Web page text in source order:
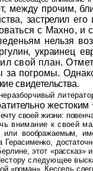
между прочим,
застрелил
с Махно,
нельзя
, украинец
свой план.
за погромы.
свидетельства.
жестоким
своей жизни:
внимание к своей
или воображаемым,
этот «рассказ»
следующее
«роман», Кессель